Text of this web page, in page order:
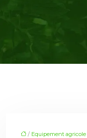
/ Equipement agricole